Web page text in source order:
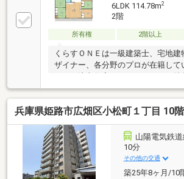
6LDK 114.78m2
2階
所有権 2階以上
くらすＯＮＥは一級建築士、宅地
ザイナー、各分野のプロが在籍して
す♪住まいに関する事は何でも気軽
ださい。
兵庫県姫路市広畑区小松町１丁目 10
山陽電気鉄
10分
その他の交通
築25年8ヶ月/10